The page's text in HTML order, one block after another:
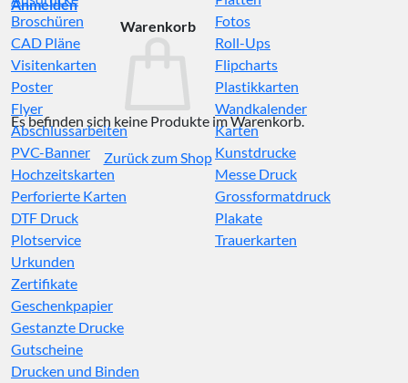
Anmelden
Warenkorb
Es befinden sich keine Produkte im Warenkorb.
Zurück zum Shop
Broschüren
CAD Pläne
Visitenkarten
Poster
Flyer
Abschlussarbeiten
PVC-Banner
Hochzeitskarten
Perforierte Karten
DTF Druck
Plotservice
Fotos
Roll-Ups
Flipcharts
Plastikkarten
Wandkalender
Karten
Kunstdrucke
Messe Druck
Grossformatdruck
Plakate
Trauerkarten
Urkunden
Zertifikate
Geschenkpapier
Gestanzte Drucke
Gutscheine
Drucken und Binden